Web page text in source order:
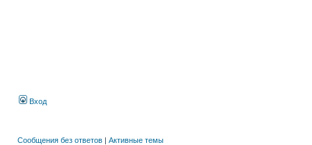
Вход
Сообщения без ответов | Активные темы